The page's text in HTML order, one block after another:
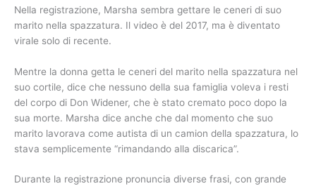
Nella registrazione, Marsha sembra gettare le ceneri di suo
marito nella spazzatura. Il video è del 2017, ma è diventato
virale solo di recente.
Mentre la donna getta le ceneri del marito nella spazzatura nel
suo cortile, dice che nessuno della sua famiglia voleva i resti
del corpo di Don Widener, che è stato cremato poco dopo la
sua morte. Marsha dice anche che dal momento che suo
marito lavorava come autista di un camion della spazzatura, lo
stava semplicemente “rimandando alla discarica”.
Durante la registrazione pronuncia diverse frasi, con grande